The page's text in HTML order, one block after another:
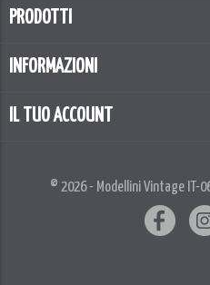
PRODOTTI
INFORMAZIONI
IL TUO ACCOUNT
© 2026 - Modellini Vintage IT-